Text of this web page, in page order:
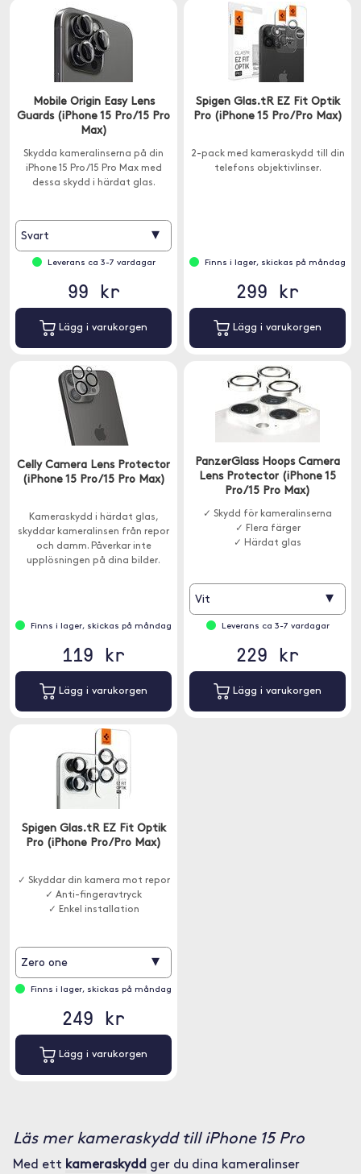
Mobile Origin Easy Lens
Guards (iPhone 15 Pro/15 Pro
Max)
Skydda kameralinserna på din
iPhone 15 Pro/15 Pro Max med
dessa skydd i härdat glas.
Svart ▾
Leverans ca 3-7 vardagar
99 kr
Lägg i varukorgen
Spigen Glas.tR EZ Fit Optik
Pro (iPhone 15 Pro/Pro Max)
2-pack med kameraskydd till din
telefons objektivlinser.
Finns i lager, skickas på måndag
299 kr
Lägg i varukorgen
Celly Camera Lens Protector
(iPhone 15 Pro/15 Pro Max)
Kameraskydd i härdat glas,
skyddar kameralinsen från repor
och damm. Påverkar inte
upplösningen på dina bilder.
Finns i lager, skickas på måndag
119 kr
Lägg i varukorgen
PanzerGlass Hoops Camera
Lens Protector (iPhone 15
Pro/15 Pro Max)
✓ Skydd för kameralinserna
✓ Flera färger
✓ Härdat glas
Vit ▾
Leverans ca 3-7 vardagar
229 kr
Lägg i varukorgen
Spigen Glas.tR EZ Fit Optik
Pro (iPhone Pro/Pro Max)
✓ Skyddar din kamera mot repor
✓ Anti-fingeravtryck
✓ Enkel installation
Zero one ▾
Finns i lager, skickas på måndag
249 kr
Lägg i varukorgen
Läs mer kameraskydd till iPhone 15 Pro
Med ett kameraskydd ger du dina kameralinser